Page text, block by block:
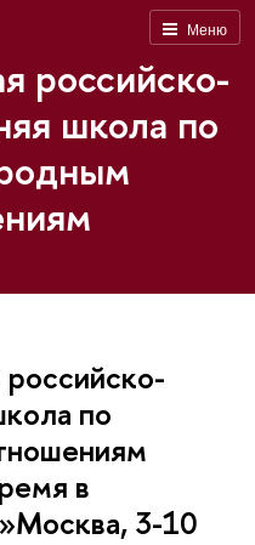
Меню
российско-
школа по
по
в
3-10